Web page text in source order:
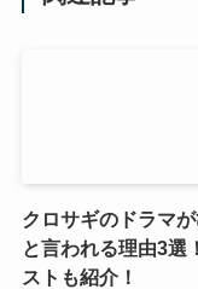
クロサギのドラマ
と言われる理由3選
ストも紹介！